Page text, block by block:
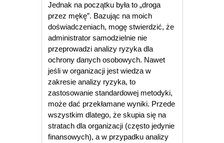
Jednak na początku była to „droga
przez mękę”. Bazując na moich
doświadczeniach, mogę stwierdzić, że
administrator samodzielnie nie
przeprowadzi analizy ryzyka dla
ochrony danych osobowych. Nawet
jeśli w organizacji jest wiedza w
zakresie analizy ryzyka, to
zastosowanie standardowej metodyki,
może dać przekłamane wyniki. Przede
wszystkim dlatego, że skupia się na
stratach dla organizacji (często jedynie
finansowych), a w przypadku analizy